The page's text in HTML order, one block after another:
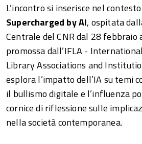
L’incontro si inserisce nel
Supercharged by AI, ospitata
Centrale del CNR dal 28 febbraio
promossa dall’IFLA -
Library Associations and
esplora l’impatto dell’IA su temi
il bullismo digitale e l’influenza
cornice di riflessione sulle
nella società contemporanea.